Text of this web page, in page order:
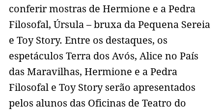
conferir mostras de Hermione e a Pedra
Filosofal, Úrsula – bruxa da Pequena Sereia
e Toy Story. Entre os destaques, os
espetáculos Terra dos Avós, Alice no País
das Maravilhas, Hermione e a Pedra
Filosofal e Toy Story serão apresentados
pelos alunos das Oficinas de Teatro do